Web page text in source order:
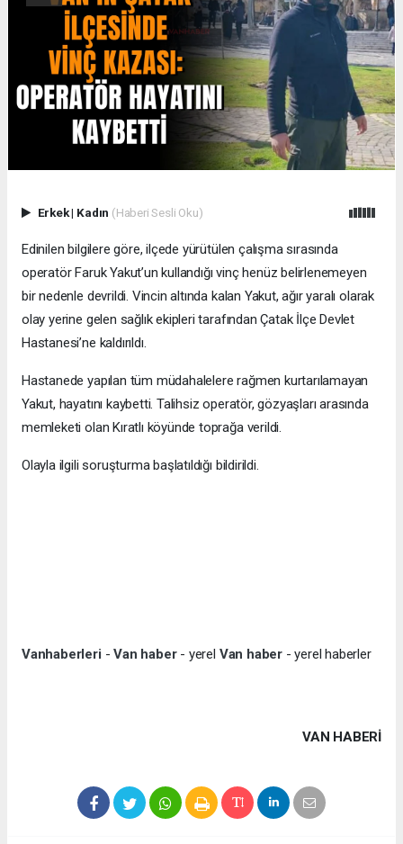
Erkek| Kadın (Haberi Sesli Oku)
Edinilen bilgilere göre, ilçede yürütülen çalışma sırasında
operatör Faruk Yakut’un kullandığı vinç henüz belirlenemeyen
bir nedenle devrildi. Vincin altında kalan Yakut, ağır yaralı olarak
olay yerine gelen sağlık ekipleri tarafından Çatak İlçe Devlet
Hastanesi’ne kaldırıldı.
Hastanede yapılan tüm müdahalelere rağmen kurtarılamayan
Yakut, hayatını kaybetti. Talihsiz operatör, gözyaşları arasında
memleketi olan Kıratlı köyünde toprağa verildi.
Olayla ilgili soruşturma başlatıldığı bildirildi.
Vanhaberleri -Van haber - yerel Van haber - yerel haberler
VAN HABERİ